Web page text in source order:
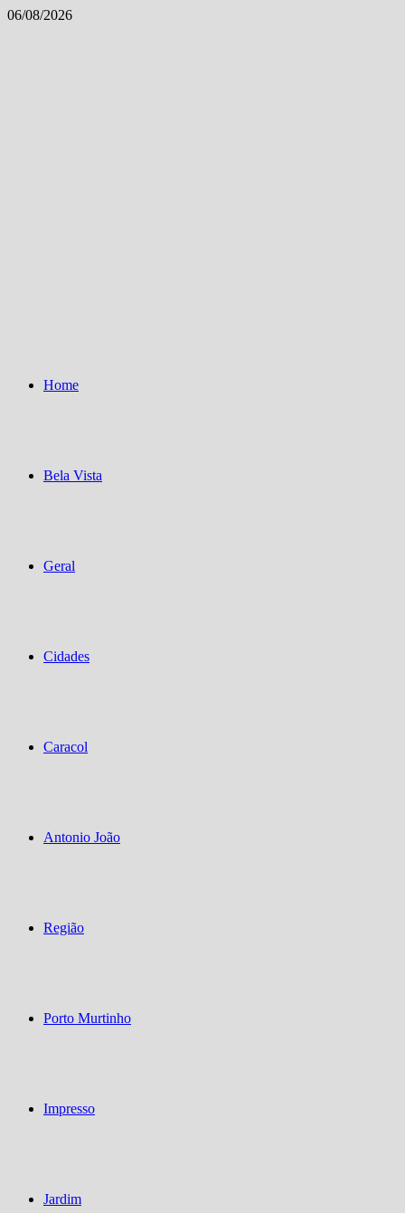
Skip
06/08/2026
Home
Bela Vista
Geral
Cidades
Caracol
Antonio João
Região
Porto Murtinho
Impresso
Jardim